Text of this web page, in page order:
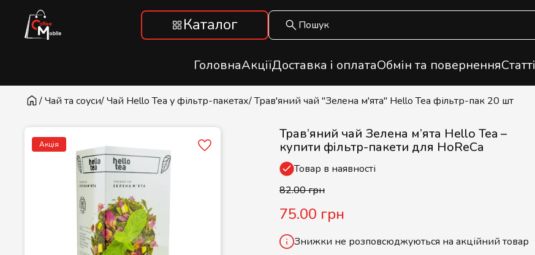
Каталог
ГоловнаАкціїДоставка і оплатаОбмін та поверненняСтатті
/ Чай та соуси/ Чай Hello Tea у фільтр-пакетах/ Трав'яний чай "Зелена м'ята" Hello Tea фільтр-пак 20 шт
Акція
Трав’яний чай Зелена м’ята Hello Tea –
купити фільтр-пакети для HoReCa
Товар в наявності
82.00 грн
75.00 грн
Знижки не розповсюджуються на акційний товар